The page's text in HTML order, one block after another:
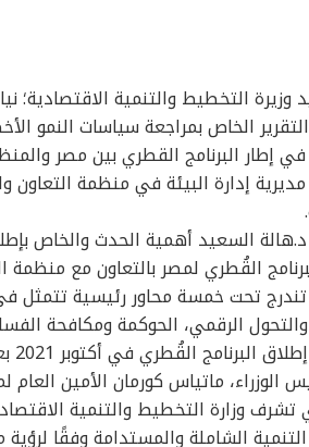
وزيرة التخطيط والتنمية
التقرير الخاص بمراجعة سياسات
في إطار البرنامج القطري بين مصر
إدارة البيئة في منظمة التعاون
السعيد أهمية الحدث والخاص
القُطري لمصر بالتعاون مع منظمة
تندرج تحت خمسة محاور رئيسية تتمثل
والتحول الرقمي، الحوكمة ومكافحة
ماتياس كورمان الأمين العام
تشرف وزارة التخطيط والتنمية